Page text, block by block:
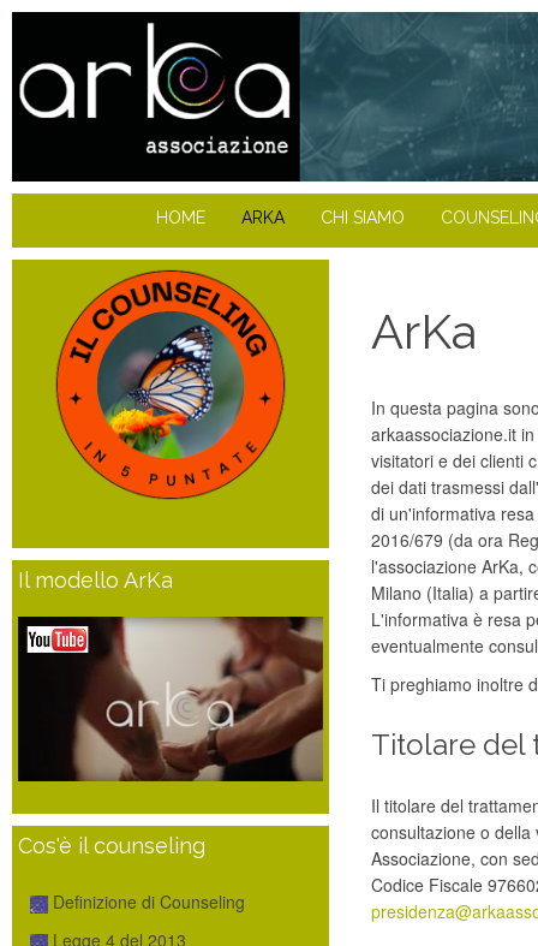
HOME ARKA CHI SIAMO
ArKa
In questa pagina
arkaassociazione.it
visitatori e dei clienti
dei dati trasmessi
di un'informativa
2016/679 (da ora
l'associazione ArKa,
Milano (Italia) a
L'informativa è resa
eventualmente
Ti preghiamo inoltre
Titolare del
Il titolare del
consultazione o
Associazione, con
Codice Fiscale
Il modello ArKa
Cos'è il counseling
Definizione di Counseling
Legge 4 del 2013